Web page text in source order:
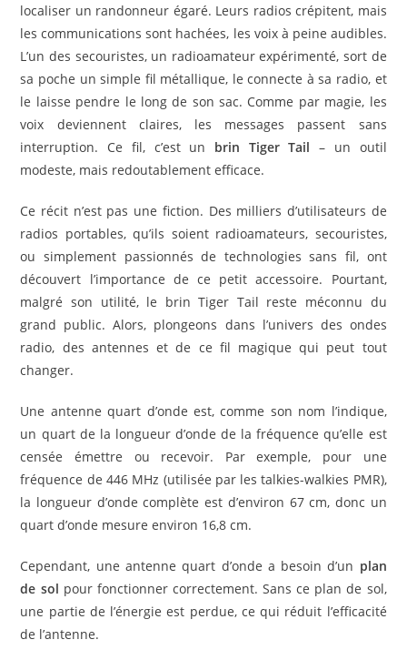
localiser un randonneur égaré. Leurs radios crépitent, mais
les communications sont hachées, les voix à peine audibles.
L’un des secouristes, un radioamateur expérimenté, sort de
sa poche un simple fil métallique, le connecte à sa radio, et
le laisse pendre le long de son sac. Comme par magie, les
voix deviennent claires, les messages passent sans
interruption. Ce fil, c’est un brin Tiger Tail – un outil
modeste, mais redoutablement efficace.
Ce récit n’est pas une fiction. Des milliers d’utilisateurs de
radios portables, qu’ils soient radioamateurs, secouristes,
ou simplement passionnés de technologies sans fil, ont
découvert l’importance de ce petit accessoire. Pourtant,
malgré son utilité, le brin Tiger Tail reste méconnu du
grand public. Alors, plongeons dans l’univers des ondes
radio, des antennes et de ce fil magique qui peut tout
changer.
Une antenne quart d’onde est, comme son nom l’indique,
un quart de la longueur d’onde de la fréquence qu’elle est
censée émettre ou recevoir. Par exemple, pour une
fréquence de 446 MHz (utilisée par les talkies-walkies PMR),
la longueur d’onde complète est d’environ 67 cm, donc un
quart d’onde mesure environ 16,8 cm.
Cependant, une antenne quart d’onde a besoin d’un plan
de sol pour fonctionner correctement. Sans ce plan de sol,
une partie de l’énergie est perdue, ce qui réduit l’efficacité
de l’antenne.